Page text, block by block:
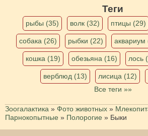
Теги
рыбы (35) волк (32) птицы (29)
собака (26) рыбки (22) аквариум
кошка (19) обезьяна (16) лось
верблюд (13) лисица (12)
Все теги »»
Зоогалактика » Фото животных »
Парнокопытные » Полорогие » Быки